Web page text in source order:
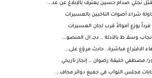
نجلي صدام حسين يعترف بالإبلاغ عن عد...
شراء أصوات الناخبين بالعسيرات
يوزع أموالاً قرب لجان العسيرات
وسقـ ط بالأدلة .. دجــ ال المنصو...
الاقتراع مباشرة.. حادث مروّع على...
مصطفي خليفة رضوان .. إنجاز تاريخي
مجلس النواب في جميع دوائر محاف...